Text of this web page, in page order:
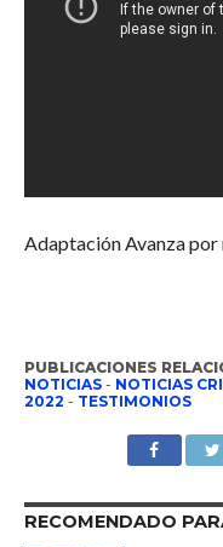
Adaptación Avanza por
PUBLICACIONES
NOTICIAS- NOTICIAS
2022 - TESTIMONIOS
RECOMENDADO